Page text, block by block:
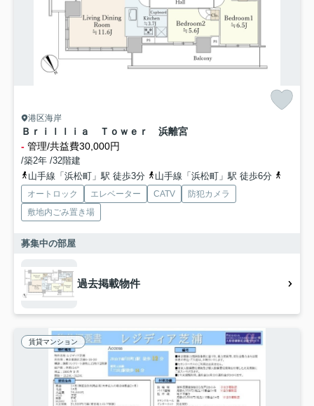
港区海岸
Ｂｒｉｌｌｉａ Ｔｏｗｅｒ 浜離宮
- 管理/共益費30,000円
/築2年 /32階建
山手線「浜松町」駅 徒歩3分
山手線「浜松町」駅 徒歩6分
オートロック エレベーター CATV
防犯カメラ
敷地内ごみ置き場
募集中の部屋
過去掲載物件
賃貸マンション